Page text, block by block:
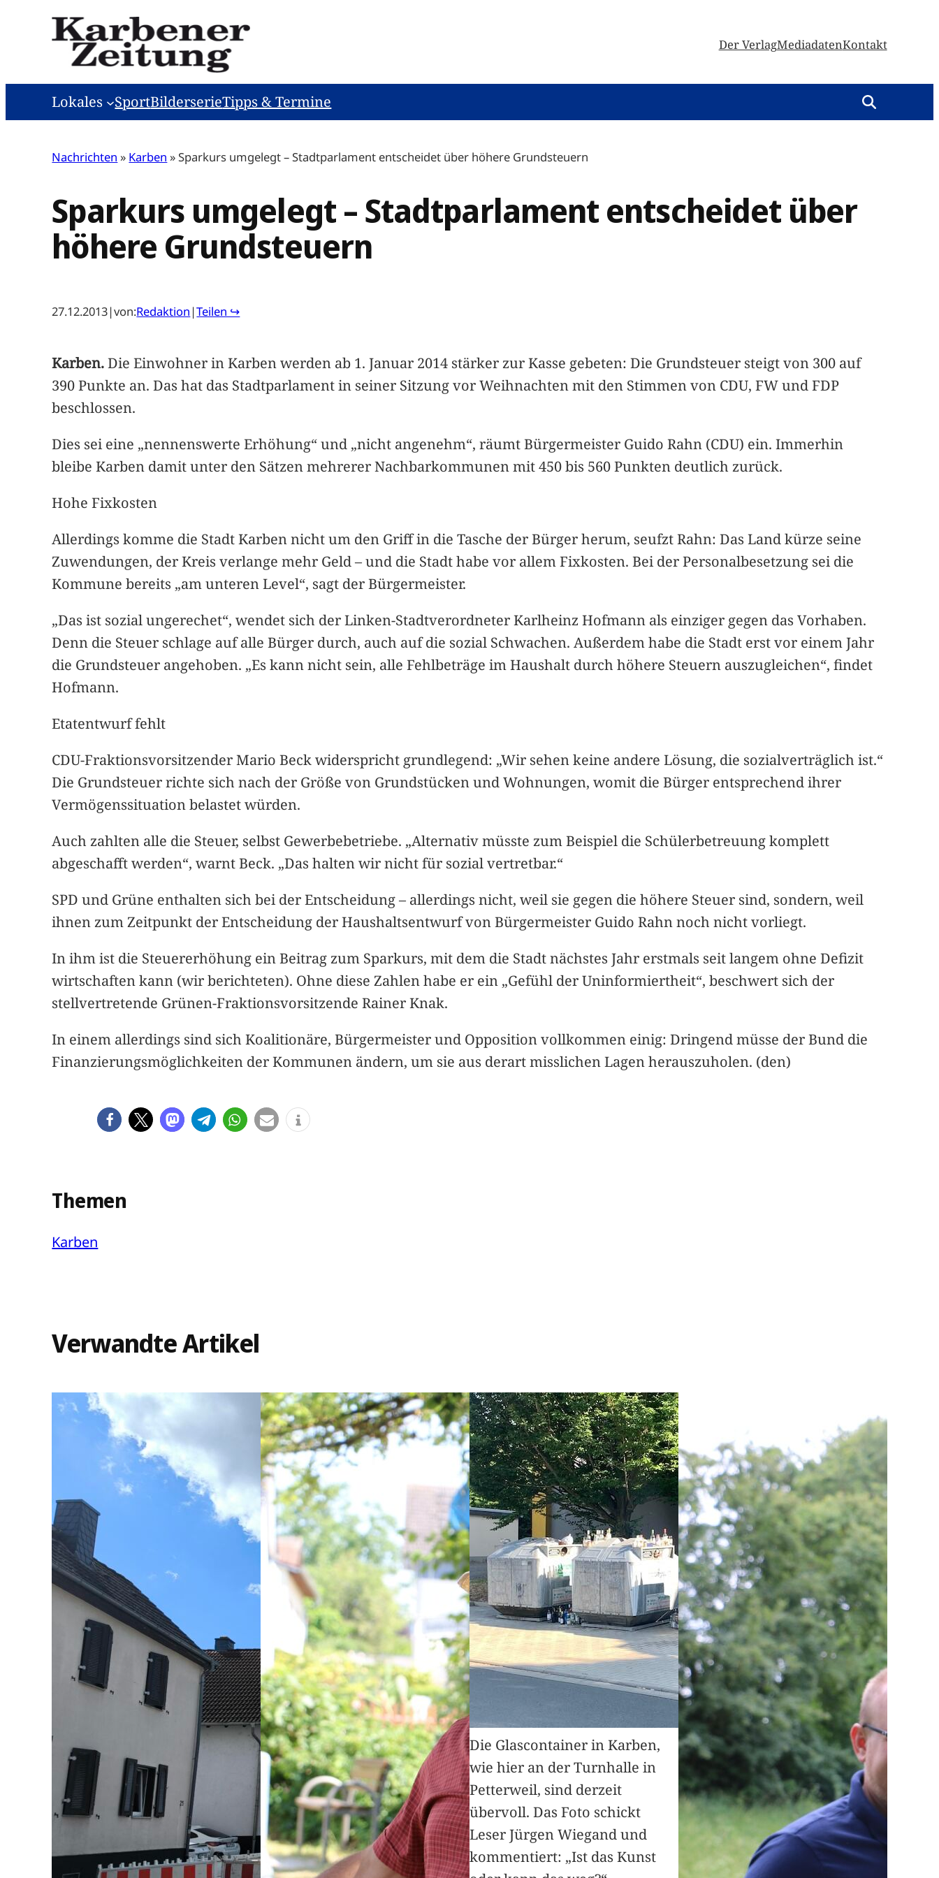
Der VerlagMediadatenKontakt
Lokales SportBilderserieTipps & Termine
Nachrichten » Karben »Sparkurs umgelegt – Stadtparlament entscheidet über höhere Grundsteuern
Sparkurs umgelegt – Stadtparlament entscheidet über
höhere Grundsteuern
27.12.2013|von:Redaktion |Teilen ↪
Karben.Die Einwohner in Karben werden ab 1. Januar 2014 stärker zur Kasse gebeten: Die Grundsteuer steigt von 300 auf
390 Punkte an. Das hat das Stadtparlament in seiner Sitzung vor Weihnachten mit den Stimmen von CDU, FW und FDP
beschlossen.
Dies sei eine „nennenswerte Erhöhung“ und „nicht angenehm“, räumt Bürgermeister Guido Rahn (CDU) ein. Immerhin
bleibe Karben damit unter den Sätzen mehrerer Nachbarkommunen mit 450 bis 560 Punkten deutlich zurück.
Hohe Fixkosten
Allerdings komme die Stadt Karben nicht um den Griff in die Tasche der Bürger herum, seufzt Rahn: Das Land kürze seine
Zuwendungen, der Kreis verlange mehr Geld – und die Stadt habe vor allem Fixkosten. Bei der Personalbesetzung sei die
Kommune bereits „am unteren Level“, sagt der Bürgermeister.
„Das ist sozial ungerechet“, wendet sich der Linken-Stadtverordneter Karlheinz Hofmann als einziger gegen das Vorhaben.
Denn die Steuer schlage auf alle Bürger durch, auch auf die sozial Schwachen. Außerdem habe die Stadt erst vor einem Jahr
die Grundsteuer angehoben. „Es kann nicht sein, alle Fehlbeträge im Haushalt durch höhere Steuern auszugleichen“, findet
Hofmann.
Etatentwurf fehlt
CDU-Fraktionsvorsitzender Mario Beck widerspricht grundlegend: „Wir sehen keine andere Lösung, die sozialverträglich ist.“
Die Grundsteuer richte sich nach der Größe von Grundstücken und Wohnungen, womit die Bürger entsprechend ihrer
Vermögenssituation belastet würden.
Auch zahlten alle die Steuer, selbst Gewerbebetriebe. „Alternativ müsste zum Beispiel die Schülerbetreuung komplett
abgeschafft werden“, warnt Beck. „Das halten wir nicht für sozial vertretbar.“
SPD und Grüne enthalten sich bei der Entscheidung – allerdings nicht, weil sie gegen die höhere Steuer sind, sondern, weil
ihnen zum Zeitpunkt der Entscheidung der Haushaltsentwurf von Bürgermeister Guido Rahn noch nicht vorliegt.
In ihm ist die Steuererhöhung ein Beitrag zum Sparkurs, mit dem die Stadt nächstes Jahr erstmals seit langem ohne Defizit
wirtschaften kann (wir berichteten). Ohne diese Zahlen habe er ein „Gefühl der Uninformiertheit“, beschwert sich der
stellvertretende Grünen-Fraktionsvorsitzende Rainer Knak.
In einem allerdings sind sich Koalitionäre, Bürgermeister und Opposition vollkommen einig: Dringend müsse der Bund die
Finanzierungsmöglichkeiten der Kommunen ändern, um sie aus derart misslichen Lagen herauszuholen. (den)
Themen
Karben
Verwandte Artikel
Die Glascontainer in Karben,
wie hier an der Turnhalle in
Petterweil, sind derzeit
übervoll. Das Foto schickt
Leser Jürgen Wiegand und
kommentiert: „Ist das Kunst